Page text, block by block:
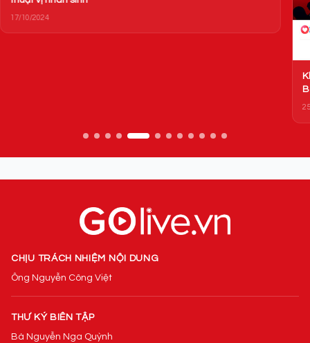
CHỊU TRÁCH NHIỆM NỘI DUNG
Ông Nguyễn Công Việt
THƯ KÝ BIÊN TẬP
Bà Nguyễn Nga Quỳnh